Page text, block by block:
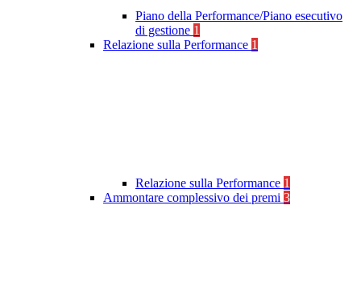
Piano della Performance/Piano esecutivo
di gestione 1
Relazione sulla Performance 1
Relazione sulla Performance 1
Ammontare complessivo dei premi 3